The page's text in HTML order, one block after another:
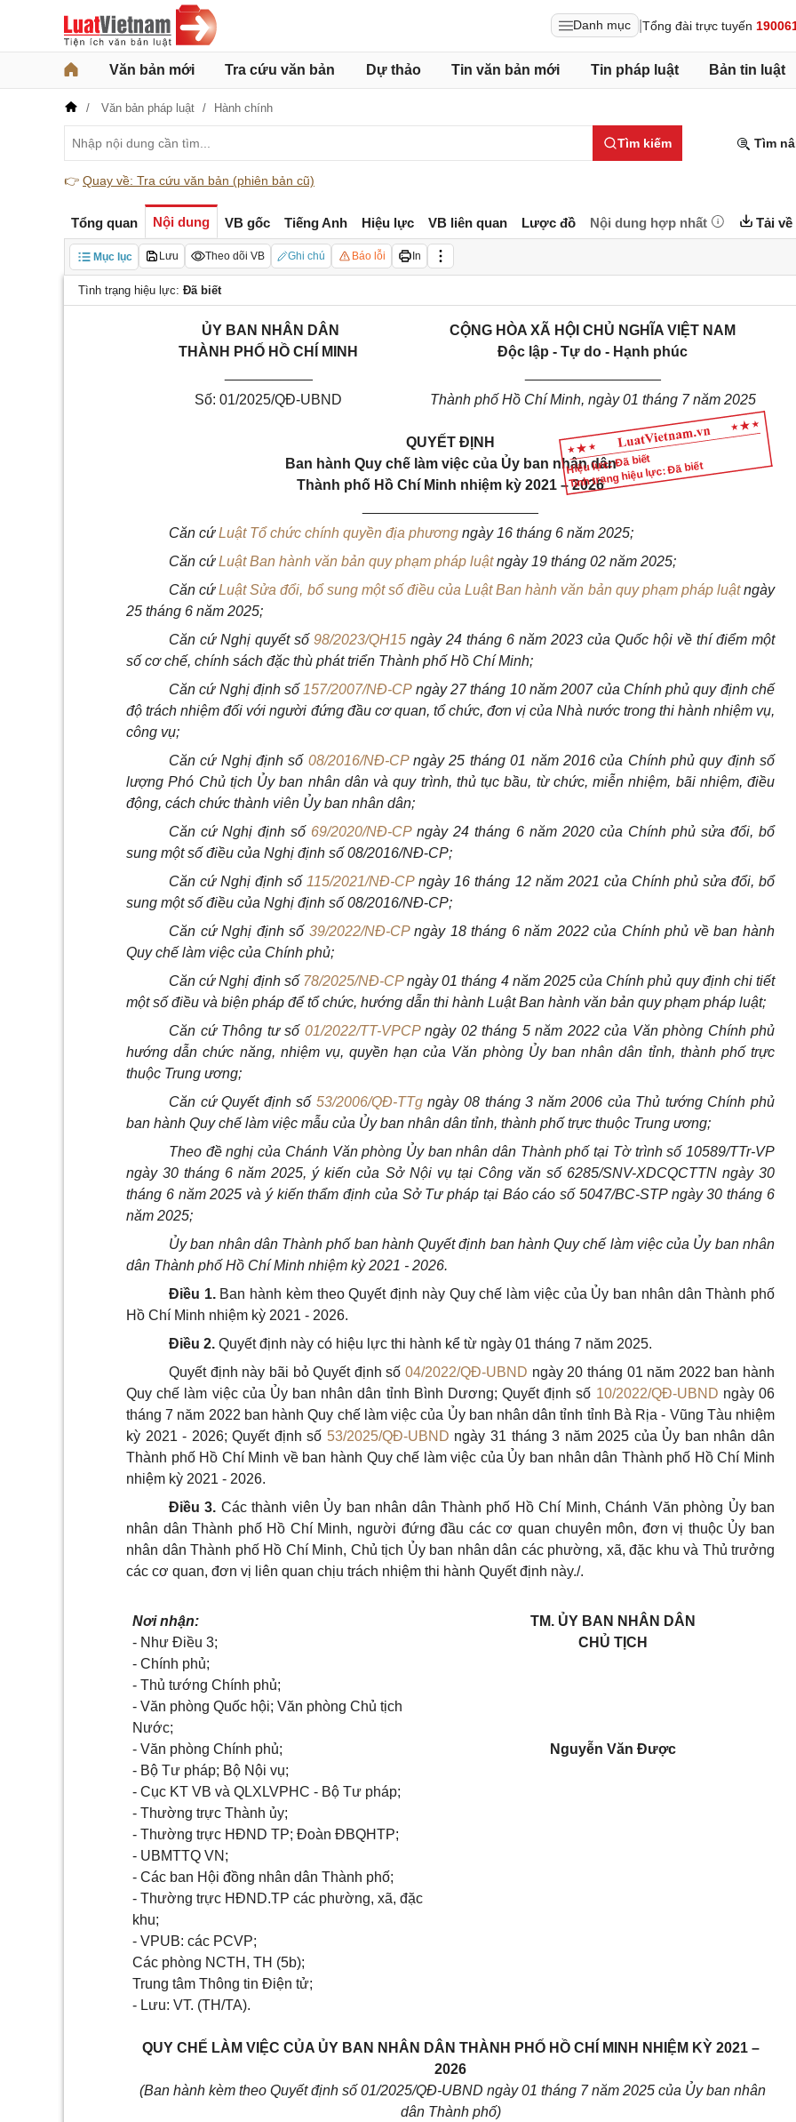
Danh mục Tổng đài trực tuyến
Văn bản mới Tra cứu văn bản Dự thảo Tin văn bản mới Tin pháp luật Bản tin luật
Văn bản pháp luật Hành chính
Tìm kiếm Tìm
👉 Quay về: Tra cứu văn bản (phiên bản cũ)
Tổng quan Nội dung VB gốc Tiếng Anh Hiệu lực VB liên quan Lược đồ Nội dung hợp nhất Tải về
Mục lục Lưu Theo dõi VB Ghi chú Báo lỗi In
Tình trạng hiệu lực: Đã biết
Hiệu lực: Đã biết
Tình trạng hiệu lực: Đã biết
ỦY BAN NHÂN DÂN
THÀNH PHỐ HỒ CHÍ MINH
CỘNG HÒA XÃ HỘI CHỦ NGHĨA VIỆT NAM
Độc lập - Tự do - Hạnh phúc
Số: 01/2025/QĐ-UBND
Thành phố Hồ Chí Minh, ngày 01 tháng 7 năm 2025
QUYẾT ĐỊNH
Ban hành Quy chế làm việc của Ủy ban nhân dân
Thành phố Hồ Chí Minh nhiệm kỳ 2021 – 2026
Căn cứLuật Tổ chức chính quyền địa phương ngày 16 tháng 6 năm 2025;
Căn cứLuật Ban hành văn bản quy phạm pháp luậtngày 19 tháng 02 năm 2025;
Căn cứLuật Sửa đổi, bổ sung một số điều của Luật Ban hành văn bản quy phạm pháp luậtngày
25 tháng 6 năm 2025;
Căn cứ Nghị quyết số 98/2023/QH15 ngày 24 tháng 6 năm 2023 của Quốc hội về thí điểm một
số cơ chế, chính sách đặc thù phát triển Thành phố Hồ Chí Minh;
Căn cứ Nghị định số 157/2007/NĐ-CPngày 27 tháng 10 năm 2007 của Chính phủ quy định chế
độ trách nhiệm đối với người đứng đầu cơ quan, tổ chức, đơn vị của Nhà nước trong thi hành nhiệm vụ,
công vụ;
Căn cứ Nghị định số 08/2016/NĐ-CPngày 25 tháng 01 năm 2016 của Chính phủ quy định số
lượng Phó Chủ tịch Ủy ban nhân dân và quy trình, thủ tục bầu, từ chức, miễn nhiệm, bãi nhiệm, điều
động, cách chức thành viên Ủy ban nhân dân;
Căn cứ Nghị định số 69/2020/NĐ-CPngày 24 tháng 6 năm 2020 của Chính phủ sửa đổi, bổ
sung một số điều của Nghị định số 08/2016/NĐ-CP;
Căn cứ Nghị định số 115/2021/NĐ-CPngày 16 tháng 12 năm 2021 của Chính phủ sửa đổi, bổ
sung một số điều của Nghị định số 08/2016/NĐ-CP;
Căn cứ Nghị định số 39/2022/NĐ-CPngày 18 tháng 6 năm 2022 của Chính phủ về ban hành
Quy chế làm việc của Chính phủ;
Căn cứ Nghị định số 78/2025/NĐ-CPngày 01 tháng 4 năm 2025 của Chính phủ quy định chi tiết
một số điều và biện pháp để tổ chức, hướng dẫn thi hành Luật Ban hành văn bản quy phạm pháp luật;
Căn cứ Thông tư số 01/2022/TT-VPCPngày 02 tháng 5 năm 2022 của Văn phòng Chính phủ
hướng dẫn chức năng, nhiệm vụ, quyền hạn của Văn phòng Ủy ban nhân dân tỉnh, thành phố trực
thuộc Trung ương;
Căn cứ Quyết định số 53/2006/QĐ-TTgngày 08 tháng 3 năm 2006 của Thủ tướng Chính phủ
ban hành Quy chế làm việc mẫu của Ủy ban nhân dân tỉnh, thành phố trực thuộc Trung ương;
Theo đề nghị của Chánh Văn phòng Ủy ban nhân dân Thành phố tại Tờ trình số 10589/TTr-VP
ngày 30 tháng 6 năm 2025, ý kiến của Sở Nội vụ tại Công văn số 6285/SNV-XDCQCTTN ngày 30
tháng 6 năm 2025 và ý kiến thẩm định của Sở Tư pháp tại Báo cáo số 5047/BC-STP ngày 30 tháng 6
năm 2025;
Ủy ban nhân dân Thành phố ban hành Quyết định ban hành Quy chế làm việc của Ủy ban nhân
dân Thành phố Hồ Chí Minh nhiệm kỳ 2021 - 2026.
Điều 1.Ban hành kèm theo Quyết định này Quy chế làm việc của Ủy ban nhân dân Thành phố
Hồ Chí Minh nhiệm kỳ 2021 - 2026.
Điều 2. Quyết định này có hiệu lực thi hành kể từ ngày 01 tháng 7 năm 2025.
Quyết định này bãi bỏ Quyết định số 04/2022/QĐ-UBND ngày 20 tháng 01 năm 2022 ban hành
Quy chế làm việc của Ủy ban nhân dân tỉnh Bình Dương; Quyết định số 10/2022/QĐ-UBND ngày 06
tháng 7 năm 2022 ban hành Quy chế làm việc của Ủy ban nhân dân tỉnh tỉnh Bà Rịa - Vũng Tàu nhiệm
kỳ 2021 - 2026; Quyết định số 53/2025/QĐ-UBND ngày 31 tháng 3 năm 2025 của Ủy ban nhân dân
Thành phố Hồ Chí Minh về ban hành Quy chế làm việc của Ủy ban nhân dân Thành phố Hồ Chí Minh
nhiệm kỳ 2021 - 2026.
Điều 3. Các thành viên Ủy ban nhân dân Thành phố Hồ Chí Minh, Chánh Văn phòng Ủy ban
nhân dân Thành phố Hồ Chí Minh, người đứng đầu các cơ quan chuyên môn, đơn vị thuộc Ủy ban
nhân dân Thành phố Hồ Chí Minh, Chủ tịch Ủy ban nhân dân các phường, xã, đặc khu và Thủ trưởng
các cơ quan, đơn vị liên quan chịu trách nhiệm thi hành Quyết định này./.
Nơi nhận:
- Như Điều 3;
- Chính phủ;
- Thủ tướng Chính phủ;
- Văn phòng Quốc hội; Văn phòng Chủ tịch
Nước;
- Văn phòng Chính phủ;
- Bộ Tư pháp; Bộ Nội vụ;
- Cục KT VB và QLXLVPHC - Bộ Tư pháp;
- Thường trực Thành ủy;
- Thường trực HĐND TP; Đoàn ĐBQHTP;
- UBMTTQ VN;
- Các ban Hội đồng nhân dân Thành phố;
- Thường trực HĐND.TP các phường, xã, đặc
khu;
- VPUB: các PCVP;
Các phòng NCTH, TH (5b);
Trung tâm Thông tin Điện tử;
- Lưu: VT. (TH/TA).
TM. ỦY BAN NHÂN DÂN
CHỦ TỊCH
Nguyễn Văn Được
QUY CHẾ LÀM VIỆC CỦA ỦY BAN NHÂN DÂN THÀNH PHỐ HỒ CHÍ MINH NHIỆM KỲ 2021 –
2026
(Ban hành kèm theo Quyết định số 01/2025/QĐ-UBND ngày 01 tháng 7 năm 2025 của Ủy ban nhân
dân Thành phố)